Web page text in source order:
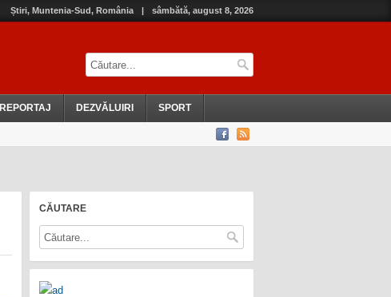
Știri, Muntenia-Sud, România | sâmbătă, august 8, 2026
REPORTAJ DEZVĂLUIRI SPORT
CĂUTARE